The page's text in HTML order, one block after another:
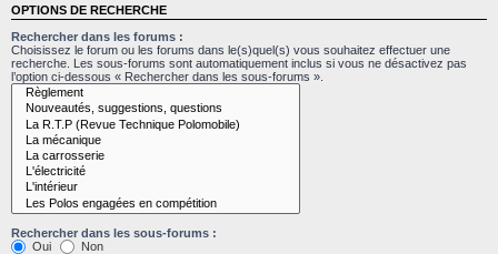
OPTIONS DE RECHERCHE
Rechercher dans les forums :
Choisissez le forum ou les forums dans le(s)quel(s) vous souhaitez effectuer une
recherche. Les sous-forums sont automatiquement inclus si vous ne désactivez pas
l’option ci-dessous « Rechercher dans les sous-forums ».
Rechercher dans les sous-forums :
Oui
Non